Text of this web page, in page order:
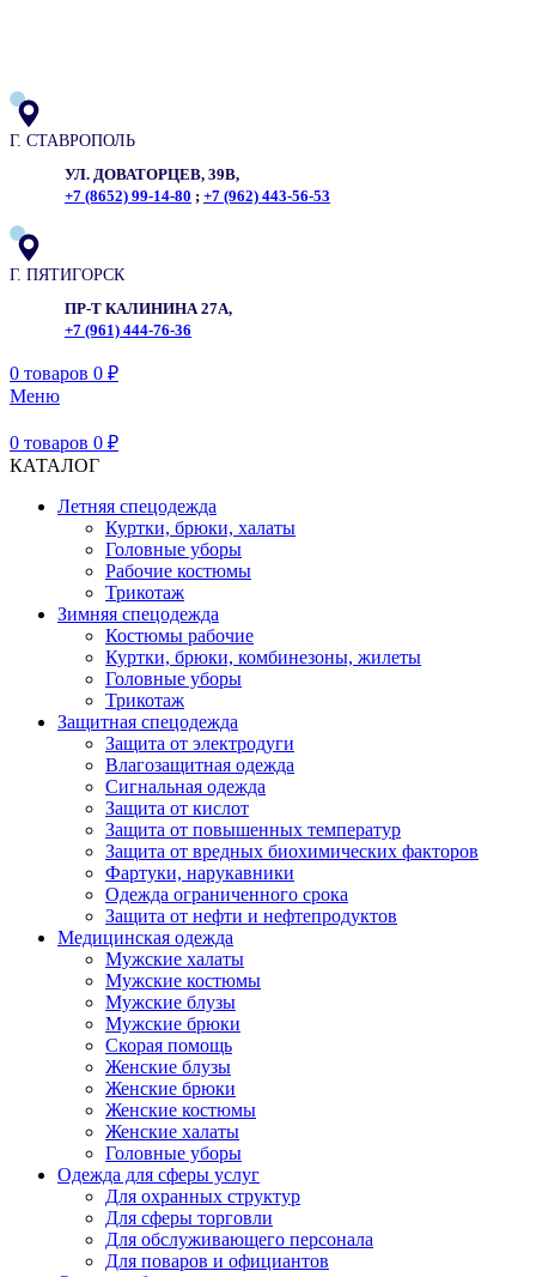
Г. СТАВРОПОЛЬ
УЛ. ДОВАТОРЦЕВ, 39В,
+7 (8652) 99-14-80 ; +7 (962) 443-56-53
Г. ПЯТИГОРСК
ПР-Т КАЛИНИНА 27А,
+7 (961) 444-76-36
0 товаров 0 ₽
Меню
0 товаров 0 ₽
КАТАЛОГ
Летняя спецодежда
Куртки, брюки, халаты
Головные уборы
Рабочие костюмы
Трикотаж
Зимняя спецодежда
Костюмы рабочие
Куртки, брюки, комбинезоны, жилеты
Головные уборы
Трикотаж
Защитная спецодежда
Защита от электродуги
Влагозащитная одежда
Сигнальная одежда
Защита от кислот
Защита от повышенных температур
Защита от вредных биохимических факторов
Фартуки, нарукавники
Одежда ограниченного срока
Защита от нефти и нефтепродуктов
Медицинская одежда
Мужские халаты
Мужские костюмы
Мужские блузы
Мужские брюки
Скорая помощь
Женские блузы
Женские брюки
Женские костюмы
Женские халаты
Головные уборы
Одежда для сферы услуг
Для охранных структур
Для сферы торговли
Для обслуживающего персонала
Для поваров и официантов